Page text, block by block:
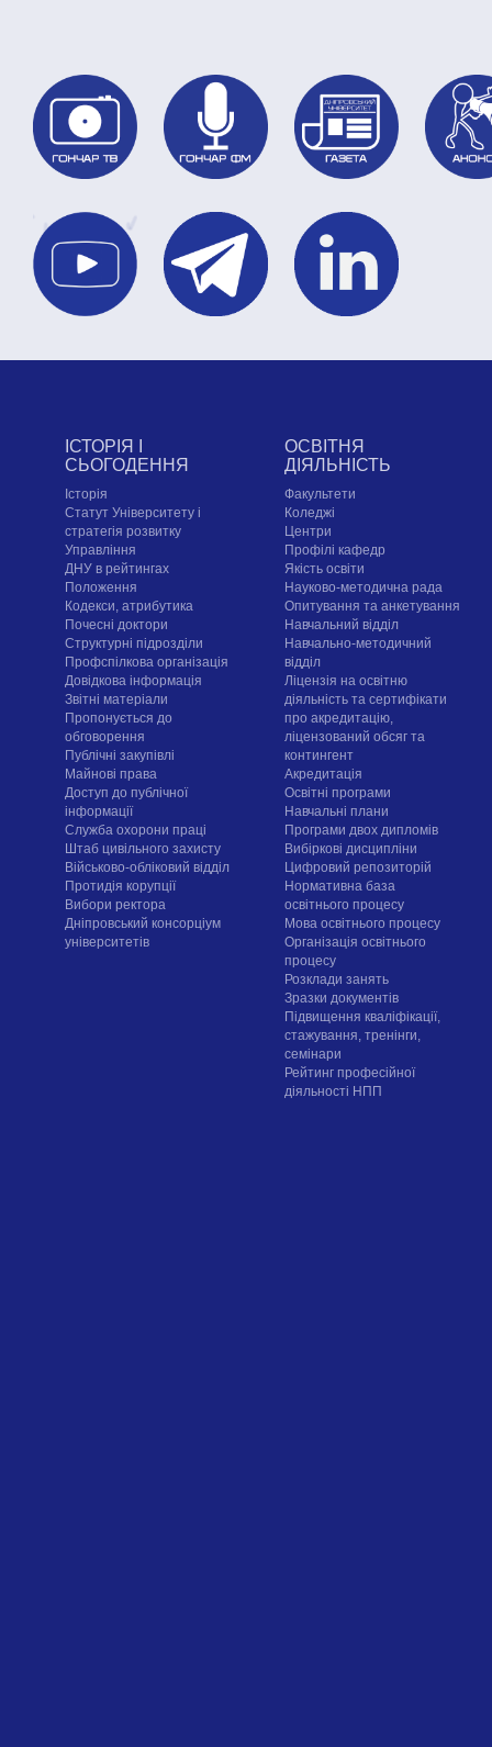
ІСТОРІЯ І
СЬОГОДЕННЯ
Історія
Статут Університету і
стратегія розвитку
Управління
ДНУ в рейтингах
Положення
Кодекси, атрибутика
Почесні доктори
Структурні підрозділи
Профспілкова організація
Довідкова інформація
Звітні матеріали
Пропонується до
обговорення
Публічні закупівлі
Майнові права
Доступ до публічної
інформації
Служба охорони праці
Штаб цивільного захисту
Військово-обліковий відділ
Протидія корупції
Вибори ректора
Дніпровський консорціум
університетів
ОСВІТНЯ
ДІЯЛЬНІСТЬ
Факультети
Коледжі
Центри
Профілі кафедр
Якість освіти
Науково-методична рада
Опитування та анкетування
Навчальний відділ
Навчально-методичний
відділ
Ліцензія на освітню
діяльність та сертифікати
про акредитацію,
ліцензований обсяг та
контингент
Акредитація
Освітні програми
Навчальні плани
Програми двох дипломів
Вибіркові дисципліни
Цифровий репозиторій
Нормативна база
освітнього процесу
Мова освітнього процесу
Організація освітнього
процесу
Розклади занять
Зразки документів
Підвищення кваліфікації,
стажування, тренінги,
семінари
Рейтинг професійної
діяльності НПП